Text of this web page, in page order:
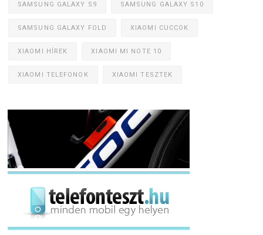
SAMSUNG GALAXY S9 SAMSUNG GALAXY S10
SAMSUNG GALAXY FOLD XIAOMI CUCCOK
XIAOMI HÍREK XIAOMI MI NOTE 10
XIAOMI TELEFONOK XIAOMI TESZTEK